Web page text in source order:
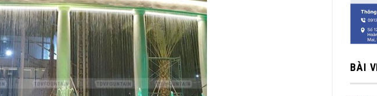
BÀI